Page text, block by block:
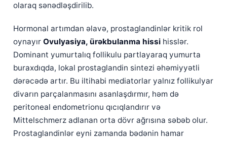
olaraq sənədləşdirilib.
Hormonal artımdan əlavə, prostaglandinlər kritik rol
oynayır Ovulyasiya, ürəkbulanma hissi hisslər.
Dominant yumurtalıq follikulu partlayaraq yumurta
buraxdıqda, lokal prostaglandin sintezi əhəmiyyətli
dərəcədə artır. Bu iltihabi mediatorlar yalnız follikulyar
divarın parçalanmasını asanlaşdırmır, həm də
peritoneal endometrionu qıcıqlandırır və
Mittelschmerz adlanan orta dövr ağrısına səbəb olur.
Prostaglandinlər eyni zamanda bədənin hamar